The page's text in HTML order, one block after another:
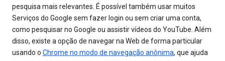
pesquisa mais relevantes. É possível também usar muitos
Serviços do Google sem fazer login ou sem criar uma conta,
como pesquisar no Google ou assistir vídeos do YouTube. Além
disso, existe a opção de navegar na Web de forma particular
usando o Chrome no modo de navegação anônima, que ajuda